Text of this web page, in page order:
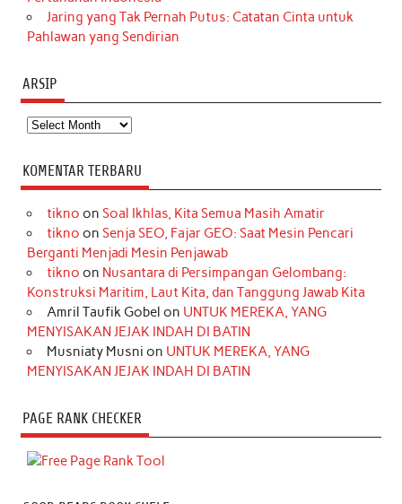
Jaring yang Tak Pernah Putus: Catatan Cinta untuk
Pahlawan yang Sendirian
ARSIP
Arsip
KOMENTAR TERBARU
tikno on Soal Ikhlas, Kita Semua Masih Amatir
tikno on Senja SEO, Fajar GEO: Saat Mesin Pencari
Berganti Menjadi Mesin Penjawab
tikno on Nusantara di Persimpangan Gelombang:
Konstruksi Maritim, Laut Kita, dan Tanggung Jawab Kita
Amril Taufik Gobel on UNTUK MEREKA, YANG
MENYISAKAN JEJAK INDAH DI BATIN
Musniaty Musni on UNTUK MEREKA, YANG
MENYISAKAN JEJAK INDAH DI BATIN
PAGE RANK CHECKER